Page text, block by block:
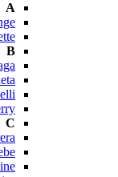
A
B
C